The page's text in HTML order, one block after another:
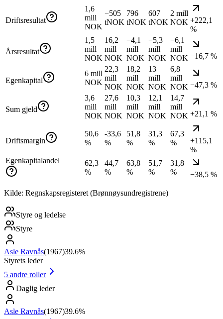
Driftsresultat
1,6
mill
NOK
−505
tNOK
796
tNOK
607
tNOK
2 mill
NOK +222,1
%
Årsresultat
1,5
mill
NOK
16,2
mill
NOK
−4,1
mill
NOK
−5,3
mill
NOK
−6,1
mill
NOK −16,7 %
Egenkapital
6 mill
NOK
22,3
mill
NOK
18,2
mill
NOK
13
mill
NOK
6,8
mill
NOK −47,3 %
Sum gjeld
3,6
mill
NOK
27,6
mill
NOK
10,3
mill
NOK
12,1
mill
NOK
14,7
mill
NOK +21,1 %
Driftsmargin
50,6
%
-33,6
%
51,8
%
31,3
%
67,3
%
+115,1
%
Egenkapitalandel
62,3
%
44,7
%
63,8
%
51,7
%
31,8
%
−38,5 %
Kilde: Regnskapsregisteret (Brønnøysundregistrene)
Styre og ledelse
Styre
Asle Ravnås(1967)39.6%
Styrets leder
5 andre roller
Daglig leder
Asle Ravnås(1967)39.6%